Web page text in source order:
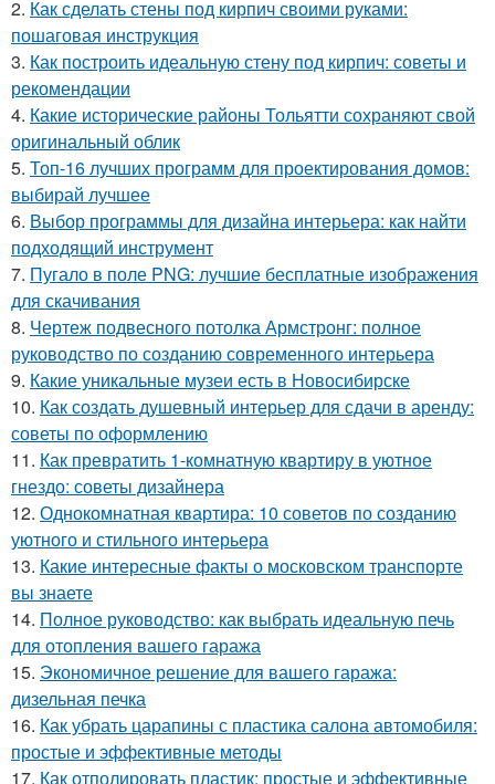
2. Как сделать стены под кирпич своими руками:
пошаговая инструкция
3. Как построить идеальную стену под кирпич: советы и
рекомендации
4. Какие исторические районы Тольятти сохраняют свой
оригинальный облик
5. Топ-16 лучших программ для проектирования домов:
выбирай лучшее
6. Выбор программы для дизайна интерьера: как найти
подходящий инструмент
7. Пугало в поле PNG: лучшие бесплатные изображения
для скачивания
8. Чертеж подвесного потолка Армстронг: полное
руководство по созданию современного интерьера
9. Какие уникальные музеи есть в Новосибирске
10. Как создать душевный интерьер для сдачи в аренду:
советы по оформлению
11. Как превратить 1-комнатную квартиру в уютное
гнездо: советы дизайнера
12. Однокомнатная квартира: 10 советов по созданию
уютного и стильного интерьера
13. Какие интересные факты о московском транспорте
вы знаете
14. Полное руководство: как выбрать идеальную печь
для отопления вашего гаража
15. Экономичное решение для вашего гаража:
дизельная печка
16. Как убрать царапины с пластика салона автомобиля:
простые и эффективные методы
17. Как отполировать пластик: простые и эффективные